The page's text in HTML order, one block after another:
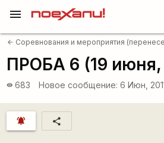
menu
arrow_back Соревнования и мероприятия
ПРОБА 6 (19 июня,
visibility 683 Новое сообщение: 6 Июн,
notifications_active share